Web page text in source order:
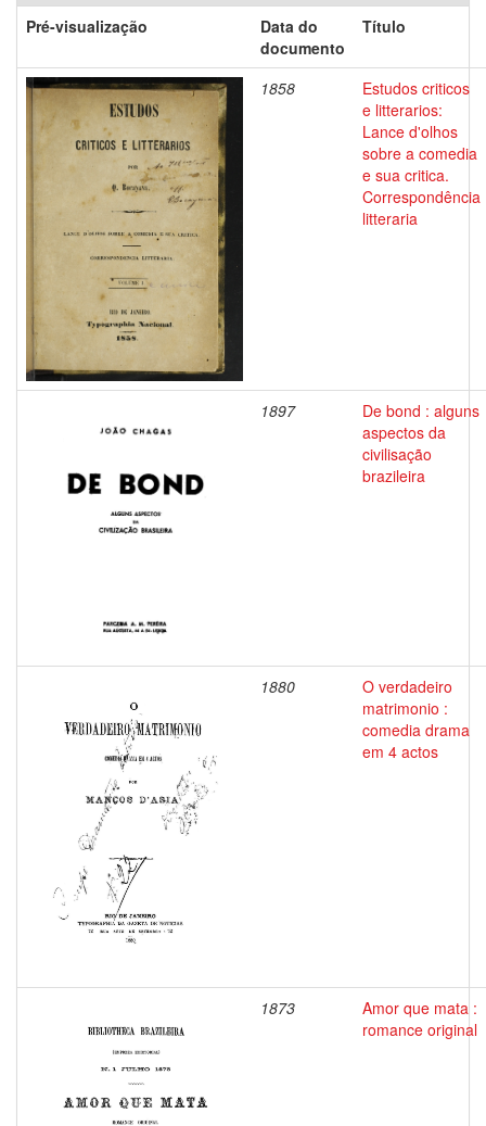
Pré-visualização
Data do
documento
Título
1858
Estudos criticos
e litterarios:
Lance d'olhos
sobre a comedia
e sua critica.
Correspondência
litteraria
1897
De bond : alguns
aspectos da
civilisação
brazileira
1880
O verdadeiro
matrimonio :
comedia drama
em 4 actos
1873
Amor que mata :
romance original